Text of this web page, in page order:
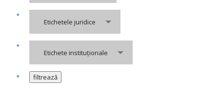
Etichetele juridice
Etichete instituționale